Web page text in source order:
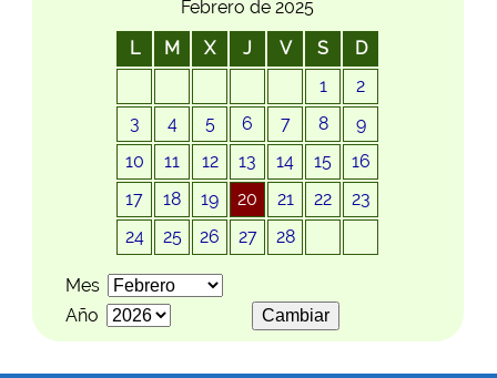
Febrero de 2025
L
M X J V S
D
1
2
3
4 5 6 7 8
9
10
11 12 13 14 15
16
17
18 19 20 21 22
23
24
25 26 27 28
Mes
Año